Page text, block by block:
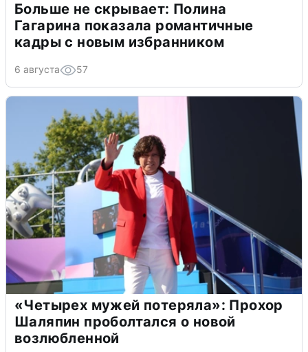
Больше не скрывает: Полина
Гагарина показала романтичные
кадры с новым избранником
6 августа 57
«Четырех мужей потеряла»: Прохор
Шаляпин проболтался о новой
возлюбленной